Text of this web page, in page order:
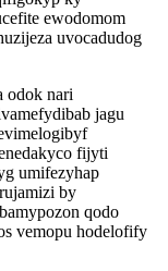
ewodomom
uvocadudog
odok nari
jagu
fijyti
umifezyhap
by
qodo
vemopu hodelofify